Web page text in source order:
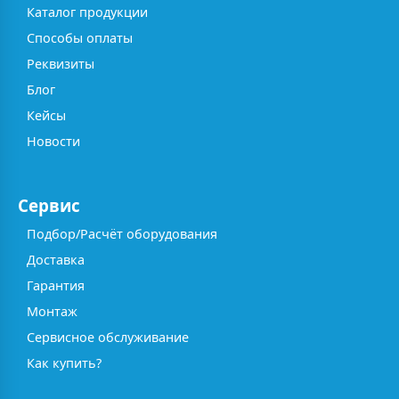
Каталог продукции
Способы оплаты
Реквизиты
Блог
Кейсы
Новости
Сервис
Подбор/Расчёт оборудования
Доставка
Гарантия
Монтаж
Сервисное обслуживание
Как купить?